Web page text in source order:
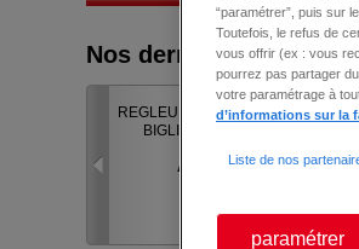
Nos dernières offres
REGLEUR AUTONOME
CONTRÔLEUR QUALITÉ
THYEZ
“paramétrer”, puis sur
Toutefois, le refus de
vous offrir (ex : vous
pourrez pas partager
votre paramétrage à
d’informations sur la
Liste de nos
paramétrer